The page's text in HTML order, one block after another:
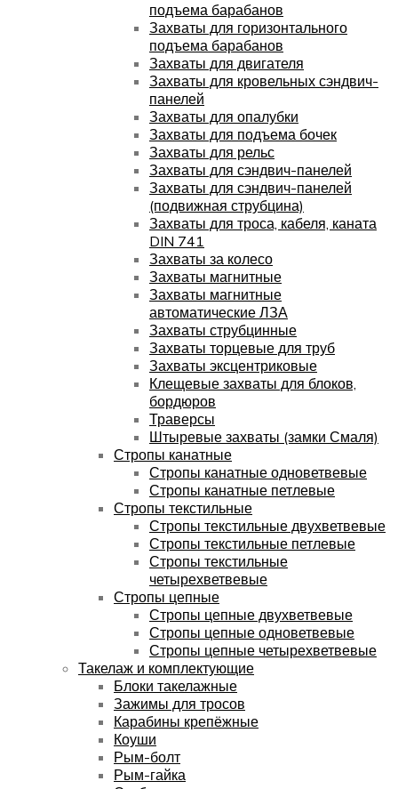
подъема барабанов
Захваты для горизонтального
подъема барабанов
Захваты для двигателя
Захваты для кровельных сэндвич-
панелей
Захваты для опалубки
Захваты для подъема бочек
Захваты для рельс
Захваты для сэндвич-панелей
Захваты для сэндвич-панелей
(подвижная струбцина)
Захваты для троса, кабеля, каната
DIN 741
Захваты за колесо
Захваты магнитные
Захваты магнитные
автоматические ЛЗА
Захваты струбцинные
Захваты торцевые для труб
Захваты эксцентриковые
Клещевые захваты для блоков,
бордюров
Траверсы
Штыревые захваты (замки Смаля)
Стропы канатные
Стропы канатные одноветвевые
Стропы канатные петлевые
Стропы текстильные
Стропы текстильные двухветвевые
Стропы текстильные петлевые
Стропы текстильные
четырехветвевые
Стропы цепные
Стропы цепные двухветвевые
Стропы цепные одноветвевые
Стропы цепные четырехветвевые
Такелаж и комплектующие
Блоки такелажные
Зажимы для тросов
Карабины крепёжные
Коуши
Рым-болт
Рым-гайка